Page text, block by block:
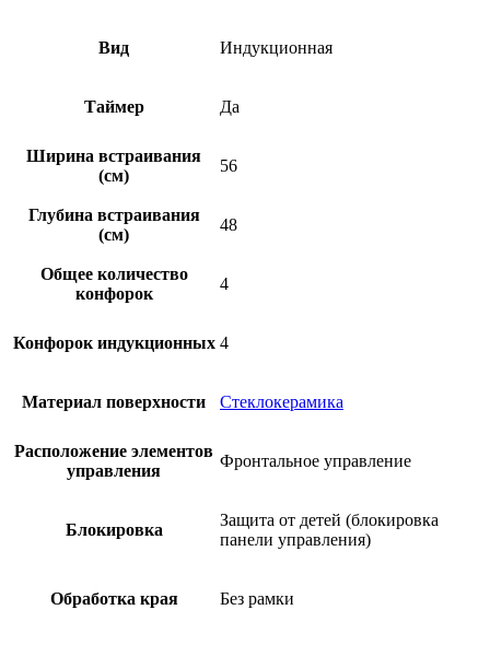
Вид Индукционная
Таймер Да
Ширина встраивания
(см)
56
Глубина встраивания
(см)
48
Общее количество
конфорок
4
Конфорок индукционных 4
Материал поверхности Стеклокерамика
Расположение элементов
управления
Фронтальное управление
Блокировка
Защита от детей (блокировка
панели управления)
Обработка края Без рамки